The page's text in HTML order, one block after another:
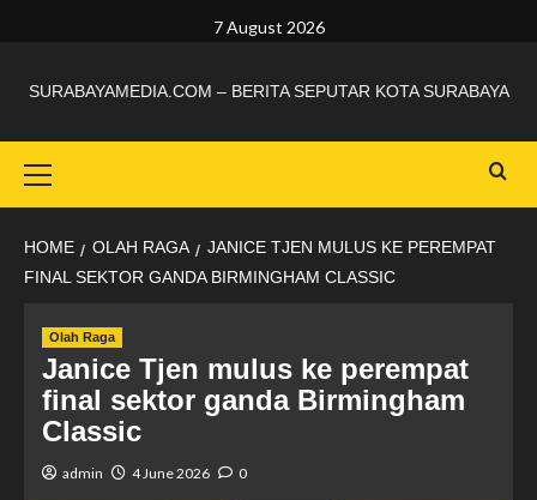
7 August 2026
SURABAYAMEDIA.COM – BERITA SEPUTAR KOTA SURABAYA
HOME OLAH RAGA
JANICE TJEN MULUS KE PEREMPAT
FINAL SEKTOR GANDA BIRMINGHAM CLASSIC
Olah Raga
Janice Tjen mulus ke perempat
final sektor ganda Birmingham
Classic
admin 4 June 2026 0